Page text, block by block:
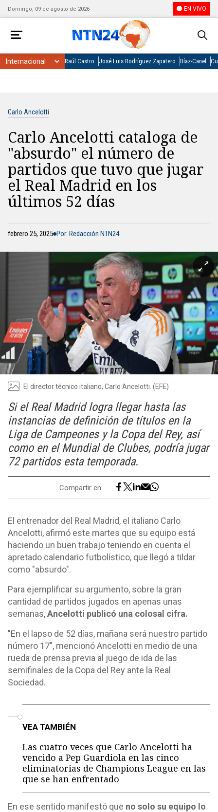
Domingo, 09 de agosto de 2026 EN VIVO
Raúl Castro José Luis Rodríguez Zapatero Díaz-Canel
Carlo Ancelotti
Carlo Ancelotti cataloga de
"absurdo" el número de
partidos que tuvo que jugar
el Real Madrid en los
últimos 52 días
febrero 25, 2025 Por: Redacción NTN24
El director técnico italiano, Carlo Ancelotti. (EFE)
Si el Real Madrid logra llegar hasta las
instancias de definición de títulos en la
Liga de Campeones y la Copa del Rey, así
como en el Mundial de Clubes, podría jugar
72 partidos esta temporada.
Compartir en:
El entrenador del Real Madrid, el italiano Carlo
Ancelotti, afirmó este martes que su equipo está
haciendo un buen trabajo teniendo en cuenta el
apretado calendario futbolístico, que llegó a tildar
como "absurdo".
Para ejemplificar su argumento, sobre la gran
cantidad de partidos jugados en apenas unas
semanas,Ancelotti publicó una colosal cifra.
"En el lapso de 52 días, mañana será nuestro partido
número 17", mencionó Ancelotti en medio de una
rueda de prensa previa al juego de ida de las
semifinales de la Copa del Rey ante la Real
Sociedad.
VEA TAMBIÉN
Las cuatro veces que Carlo Ancelotti ha
vencido a Pep Guardiola en las cinco
eliminatorias de Champions League en las
que se han enfrentado
En ese sentido manifestó que no solo su equipo lo